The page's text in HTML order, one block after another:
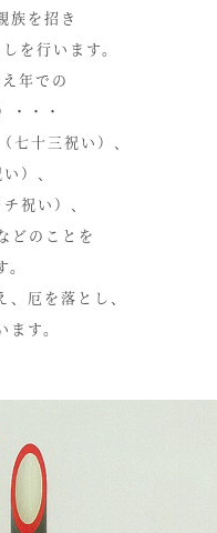
族を招き
を行います。
年での
・・・
七十三祝い）、
）、
祝い）、
どのことを
厄を落とし、
す。